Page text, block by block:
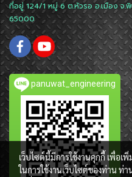
ที่อยู่ 124/1 หมู่ 6 ต.หัวรอ อ.เมือง
65000
panuwat_engineering
เว็บไซต์นี้มีการใช้งานคุกกี้ เพื่อ
ในการใช้งานเว็บไซต์ของท่าน ท่